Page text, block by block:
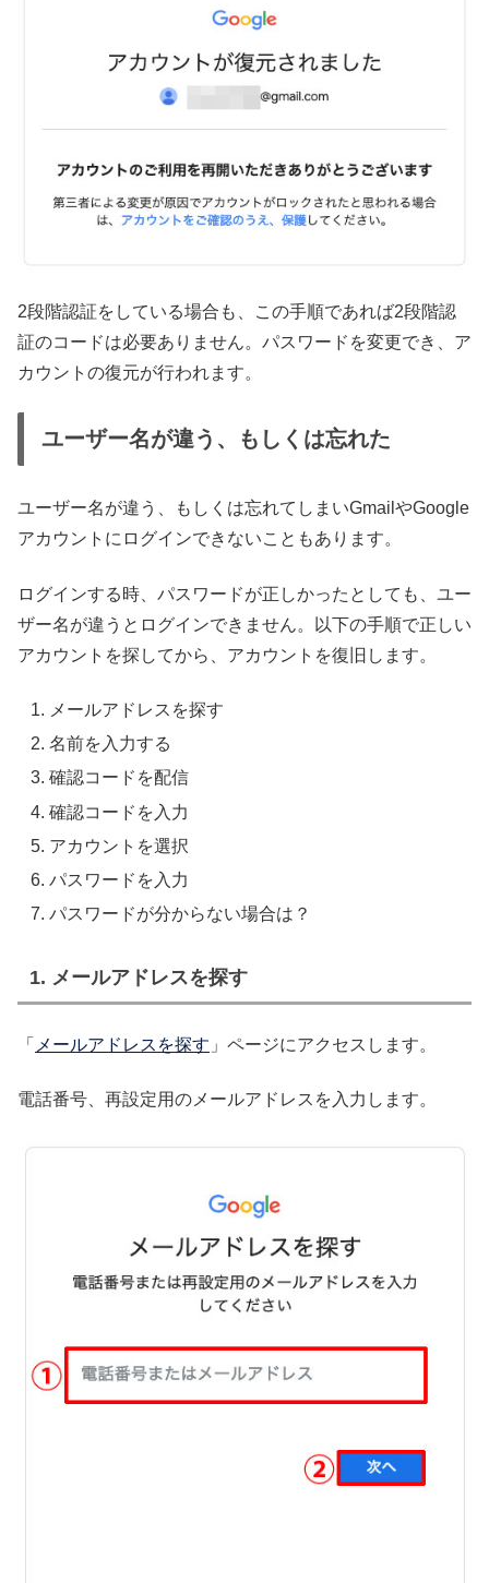
2段階認証をしている場合も、この手順であれば2段階認
証のコードは必要ありません。パスワードを変更でき、ア
カウントの復元が行われます。
ユーザー名が違う、もしくは忘れた
ユーザー名が違う、もしくは忘れてしまいGmailやGoogle
アカウントにログインできないこともあります。
ログインする時、パスワードが正しかったとしても、ユー
ザー名が違うとログインできません。以下の手順で正しい
アカウントを探してから、アカウントを復旧します。
メールアドレスを探す
名前を入力する
確認コードを配信
確認コードを入力
アカウントを選択
パスワードを入力
パスワードが分からない場合は？
1. メールアドレスを探す
「 メールアドレスを探す 」ページにアクセスします。
電話番号、再設定用のメールアドレスを入力します。